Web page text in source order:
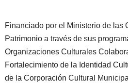
Financiado por el Ministerio de las
Patrimonio a través de sus
Organizaciones Culturales
Fortalecimiento de la Identidad
de la Corporación Cultural